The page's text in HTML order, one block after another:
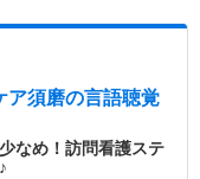
ア須磨の言語聴覚
なめ！訪問看護ステ